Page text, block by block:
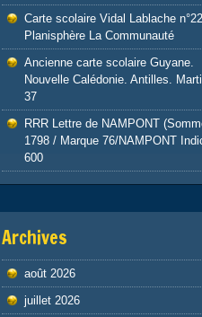
Carte scolaire Vidal Lablache n°22
Planisphère La Communauté
Ancienne carte scolaire Guyane.
Nouvelle Calédonie. Antilles.
37
RRR Lettre de NAMPONT
1798 / Marque 76/NAMPONT
600
Archives
août 2026
juillet 2026